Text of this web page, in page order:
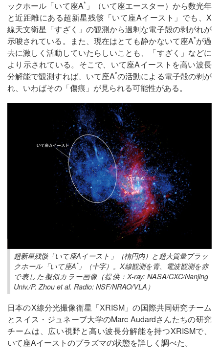
ックホール「いて座A* 」（いて座エースター）から数光年
と近距離にある超新星残骸「いて座Aイースト」でも、X
線天文衛星「すざく」の観測から過剰な電子殻の剥がれが
示唆されている。また、現在はとても静かないて座A*が過
去に激しく活動していたらしいことも、「すざく」などに
より示されている。そこで、いて座Aイーストを高い波長
分解能で観測すれば、いて座A*の活動による電子殻の剥が
れ、いわばその「傷痕」が見られる可能性がある。
超新星残骸「いて座Aイースト」（楕円内）と超大質量ブラッ
クホール「いて座A*」（十字）。X線観測を青、電波観測を赤
で表した擬似カラー画像（提供：X-ray: NASA/CXC/Nanjing
Univ./P. Zhou et al. Radio: NSF/NRAO/VLA）
日本のX線分光撮像衛星「XRISM」の国際共同研究チーム
とスイス・ジュネーブ大学のMarc Audardさんたちの研究
チームは、広い視野と高い波長分解能を持つXRISMで、
いて座Aイーストのプラズマの状態を詳しく調べた。